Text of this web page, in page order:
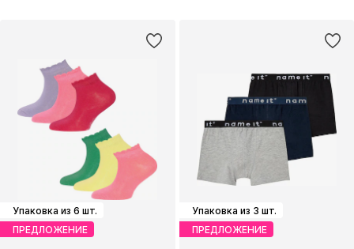
Упаковка из 6 шт.
ПРЕДЛОЖЕНИЕ
Упаковка из 3 шт.
ПРЕДЛОЖЕНИЕ